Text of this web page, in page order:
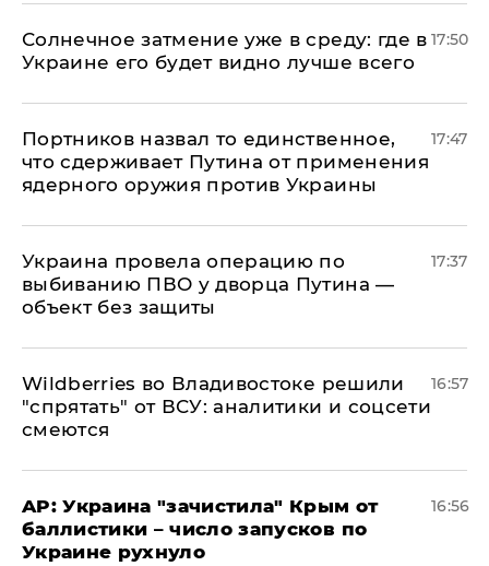
​Солнечное затмение уже в среду: где в
Украине его будет видно лучше всего
17:50
Портников назвал то единственное,
что сдерживает Путина от применения
ядерного оружия против Украины
17:47
Украина провела операцию по
выбиванию ПВО у дворца Путина —
объект без защиты
17:37
Wildberries во Владивостоке решили
"спрятать" от ВСУ: аналитики и соцсети
смеются
16:57
AP: Украина "зачистила" Крым от
баллистики – число запусков по
Украине рухнуло
16:56